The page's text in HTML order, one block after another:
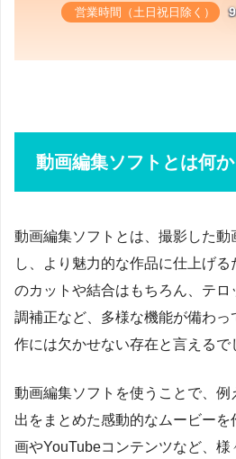
営業時間（土日祝日除く）
動画編集ソフトとは何か
動画編集ソフトとは、撮影した動
し、より魅力的な作品に仕上げ
のカットや結合はもちろん、テ
調補正など、多様な機能が備わっ
作には欠かせない存在と言えるで
動画編集ソフトを使うことで、
出をまとめた感動的なムービー
画やYouTubeコンテンツなど、様